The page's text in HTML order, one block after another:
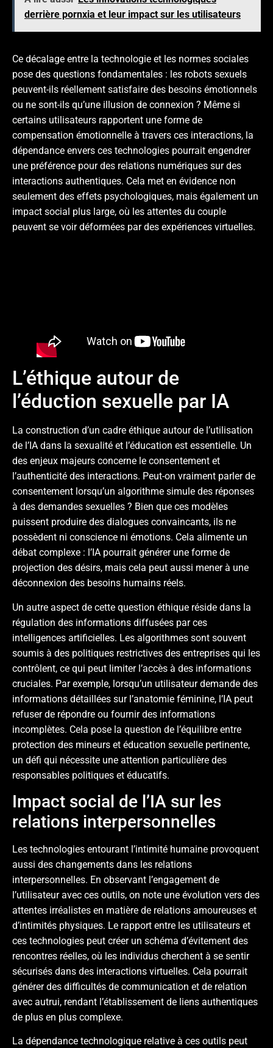
derrière pornxia et leur impact sur les utilisateurs
Ce décalage entre la technologie et les normes sociales
pose des questions fondamentales : les robots sexuels
peuvent-ils réellement satisfaire des besoins émotionnels
ou ne sont-ils qu’une illusion de connexion ? Même si
certains utilisateurs rapportent une forme de
compensation émotionnelle à travers ces interactions, la
dépendance envers ces technologies pourrait engendrer
une préférence pour des relations numériques sur des
interactions authentiques. Cela met en évidence non
seulement des effets psychologiques, mais également un
impact social plus large, où les attentes du couple
peuvent se voir déformées par des expériences virtuelles.
L’éthique autour de
l’éduction sexuelle par IA
La construction d’un cadre éthique autour de l’utilisation
de l’IA dans la sexualité et l’éducation est essentielle. Un
des enjeux majeurs concerne le consentement et
l’authenticité des interactions. Peut-on vraiment parler de
consentement lorsqu’un algorithme simule des réponses
à des demandes sexuelles ? Bien que ces modèles
puissent produire des dialogues convaincants, ils ne
possèdent ni conscience ni émotions. Cela alimente un
débat complexe : l’IA pourrait générer une forme de
projection des désirs, mais cela peut aussi mener à une
déconnexion des besoins humains réels.
Un autre aspect de cette question éthique réside dans la
régulation des informations diffusées par ces
intelligences artificielles. Les algorithmes sont souvent
soumis à des politiques restrictives des entreprises qui les
contrôlent, ce qui peut limiter l’accès à des informations
cruciales. Par exemple, lorsqu’un utilisateur demande des
informations détaillées sur l’anatomie féminine, l’IA peut
refuser de répondre ou fournir des informations
incomplètes. Cela pose la question de l’équilibre entre
protection des mineurs et éducation sexuelle pertinente,
un défi qui nécessite une attention particulière des
responsables politiques et éducatifs.
Impact social de l’IA sur les
relations interpersonnelles
Les technologies entourant l’intimité humaine provoquent
aussi des changements dans les relations
interpersonnelles. En observant l’engagement de
l’utilisateur avec ces outils, on note une évolution vers des
attentes irréalistes en matière de relations amoureuses et
d’intimités physiques. Le rapport entre les utilisateurs et
ces technologies peut créer un schéma d’évitement des
rencontres réelles, où les individus cherchent à se sentir
sécurisés dans des interactions virtuelles. Cela pourrait
générer des difficultés de communication et de relation
avec autrui, rendant l’établissement de liens authentiques
de plus en plus complexe.
La dépendance technologique relative à ces outils peut